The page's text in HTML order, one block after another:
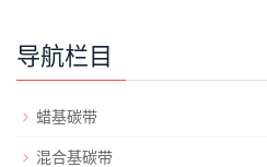
导航栏目
蜡基碳带
混合基碳带